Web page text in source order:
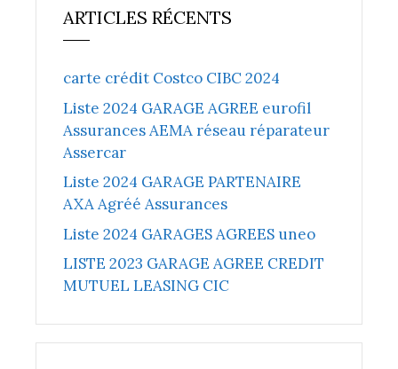
ARTICLES RÉCENTS
carte crédit Costco CIBC 2024
Liste 2024 GARAGE AGREE eurofil
Assurances AEMA réseau réparateur
Assercar
Liste 2024 GARAGE PARTENAIRE
AXA Agréé Assurances
Liste 2024 GARAGES AGREES uneo
LISTE 2023 GARAGE AGREE CREDIT
MUTUEL LEASING CIC